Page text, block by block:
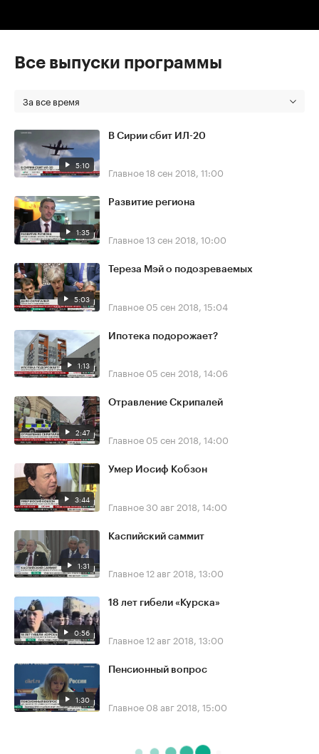
Все выпуски программы
За все время
5:10
В Сирии сбит ИЛ-20
Главное18 сен 2018, 11:00
1:35
Развитие региона
Главное13 сен 2018, 10:00
5:03
Тереза Мэй о подозреваемых
Главное 05 сен 2018, 15:04
1:13
Ипотека подорожает?
Главное 05 сен 2018, 14:06
2:47
Отравление Скрипалей
Главное 05 сен 2018, 14:00
3:44
Умер Иосиф Кобзон
Главное30 авг 2018, 14:00
1:31
Каспийский саммит
Главное12 авг 2018, 13:00
0:56
18 лет гибели «Курска»
Главное12 авг 2018, 13:00
1:30
Пенсионный вопрос
Главное 08 авг 2018, 15:00